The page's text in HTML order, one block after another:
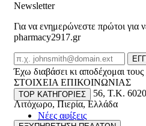
Newsletter
Για να ενημερώνεστε πρώτοι για
pharmacy2917.gr
Email
Έχω διαβάσει κι αποδέχομαι τους
ΣΤΟΙΧΕΙΑ ΕΠΙΚΟΙΝΩΝΙΑΣ
Βασ. Κωνσταντίνου 56, T.K.
Λιτόχωρο,Πιερία,Ελλάδα
TOP ΚΑΤΗΓΟΡΙΕΣ
Νέες αφίξεις